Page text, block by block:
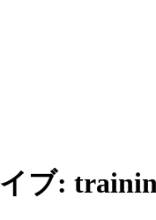
ブ: